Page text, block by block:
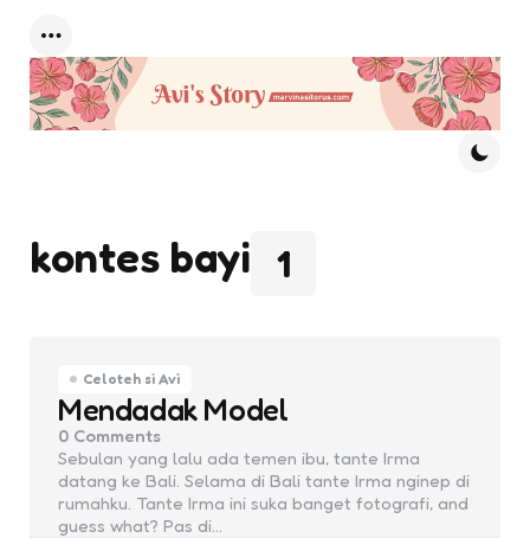
Menu
1
kontes bayi
Celoteh si Avi
Mendadak Model
0 Comments
Sebulan yang lalu ada temen ibu, tante Irma
datang ke Bali. Selama di Bali tante Irma nginep di
rumahku. Tante Irma ini suka banget fotografi, and
guess what? Pas di…